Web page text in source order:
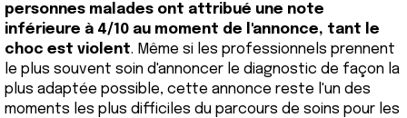
personnes malades ont attribué une note
inférieure à 4/10 au moment de l'annonce, tant le
choc est violent. Même si les professionnels prennent
le plus souvent soin d'annoncer le diagnostic de façon la
plus adaptée possible, cette annonce reste l'un des
moments les plus difficiles du parcours de soins pour les